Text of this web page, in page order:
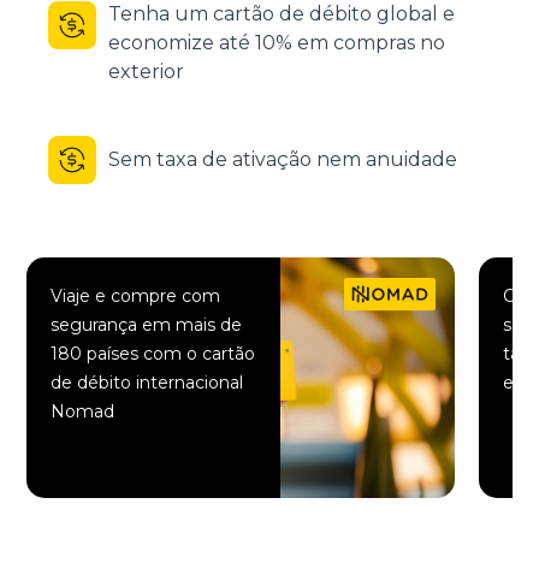
Tenha um cartão de débito global e
economize até 10% em compras no
exterior
Sem taxa de ativação nem anuidade
Viaje e compre com
segurança em mais de
180 países com o cartão
de débito internacional
Nomad